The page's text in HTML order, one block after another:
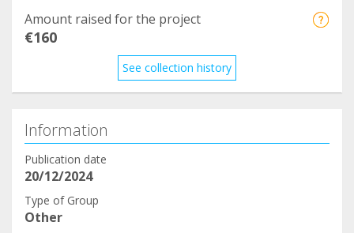
Amount raised for the project
€160
See collection history
Information
Publication date
20/12/2024
Type of Group
Other